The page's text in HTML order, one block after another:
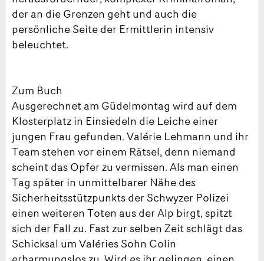
der an die Grenzen geht und auch die
persönliche Seite der Ermittlerin intensiv
beleuchtet.
Zum Buch
Ausgerechnet am Güdelmontag wird auf dem
Klosterplatz in Einsiedeln die Leiche einer
jungen Frau gefunden. Valérie Lehmann und ihr
Team stehen vor einem Rätsel, denn niemand
scheint das Opfer zu vermissen. Als man einen
Tag später in unmittelbarer Nähe des
Sicherheitsstützpunkts der Schwyzer Polizei
einen weiteren Toten aus der Alp birgt, spitzt
sich der Fall zu. Fast zur selben Zeit schlägt das
Schicksal um Valéries Sohn Colin